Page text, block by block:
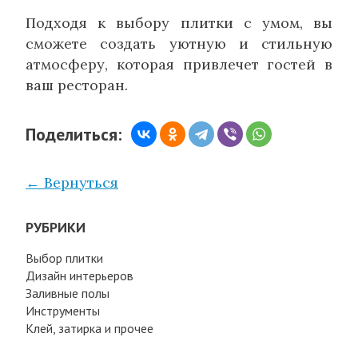
Подходя к выбору плитки с умом, вы
сможете создать уютную и стильную
атмосферу, которая привлечет гостей в
ваш ресторан.
Поделиться:
← Вернуться
РУБРИКИ
Выбор плитки
Дизайн интерьеров
Заливные полы
Инструменты
Клей, затирка и прочее